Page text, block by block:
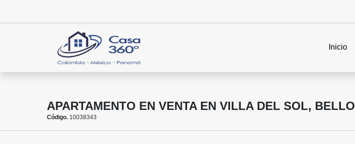
Inicio
APARTAMENTO EN VENTA EN VILLA DEL SOL, BELLO
Código. 10038343